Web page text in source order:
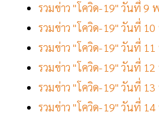
รวมข่าว "โควิด-19" วันที่ 9
รวมข่าว "โควิด-19" วันที่
รวมข่าว "โควิด-19" วันที่
รวมข่าว "โควิด-19" วันที่
รวมข่าว "โควิด-19" วันที่
รวมข่าว "โควิด-19" วันที่